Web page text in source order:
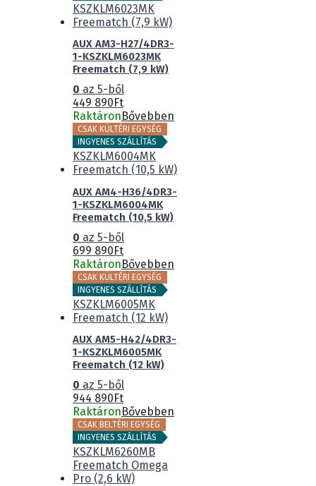
AUX AM3-H27/4DR3-
1-KSZKLM6023MK
Freematch (7,9 kW)
0 az 5-ből
449 890 Ft
Raktáron Bővebben
CSAK KÜLTÉRI EGYSÉG
INGYENES SZÁLLÍTÁS
AUX AM4-H36/4DR3-
1-KSZKLM6004MK
Freematch (10,5 kW)
0 az 5-ből
699 890Ft
RaktáronBővebben
CSAK KÜLTÉRI EGYSÉG
INGYENES SZÁLLÍTÁS
AUX AM5-H42/4DR3-
1-KSZKLM6005MK
Freematch (12 kW)
0 az 5-ből
944 890 Ft
Raktáron Bővebben
CSAK BELTÉRI EGYSÉG
INGYENES SZÁLLÍTÁS